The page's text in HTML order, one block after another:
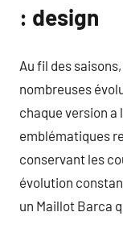
: design
Au fil des
nombreuses
chaque version a
emblématiques
conservant les
évolution
un Maillot Barca